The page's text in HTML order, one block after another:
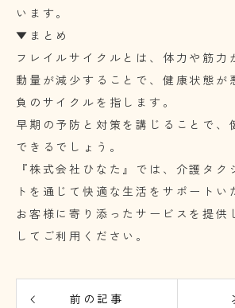
います。
▼まとめ
フレイルサイクルとは、体力や筋力
動量が減少することで、健康状態が
負のサイクルを指します。
早期の予防と対策を講じることで、
できるでしょう。
『株式会社ひなた』では、介護タク
トを通じて快適な生活をサポートい
お客様に寄り添ったサービスを提供
してご利用ください。
前の記事